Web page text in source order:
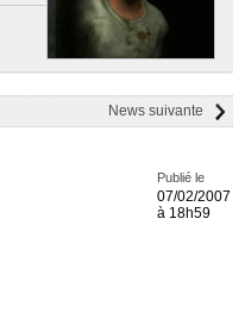
News suivante
Publié le
07/02/2007
à 18h59